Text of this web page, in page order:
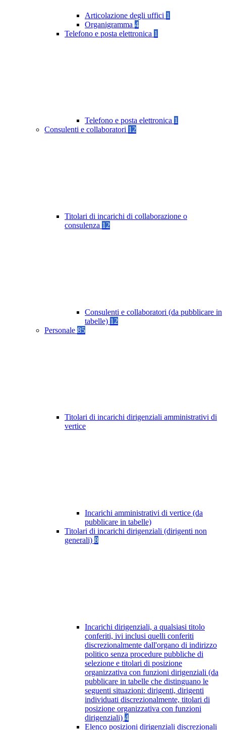
Articolazione degli uffici 1
Organigramma 4
Telefono e posta elettronica 1
Telefono e posta elettronica 1
Consulenti e collaboratori 12
Titolari di incarichi di collaborazione o
consulenza 12
Consulenti e collaboratori (da pubblicare in
tabelle) 12
Personale 85
Titolari di incarichi dirigenziali amministrativi di
vertice
Incarichi amministrativi di vertice (da
pubblicare in tabelle)
Titolari di incarichi dirigenziali (dirigenti non
generali) 8
Incarichi dirigenziali, a qualsiasi titolo
conferiti, ivi inclusi quelli conferiti
discrezionalmente dall'organo di indirizzo
politico senza procedure pubbliche di
selezione e titolari di posizione
organizzativa con funzioni dirigenziali (da
pubblicare in tabelle che distinguano le
seguenti situazioni: dirigenti, dirigenti
individuati discrezionalmente, titolari di
posizione organizzativa con funzioni
dirigenziali) 4
Elenco posizioni dirigenziali discrezionali